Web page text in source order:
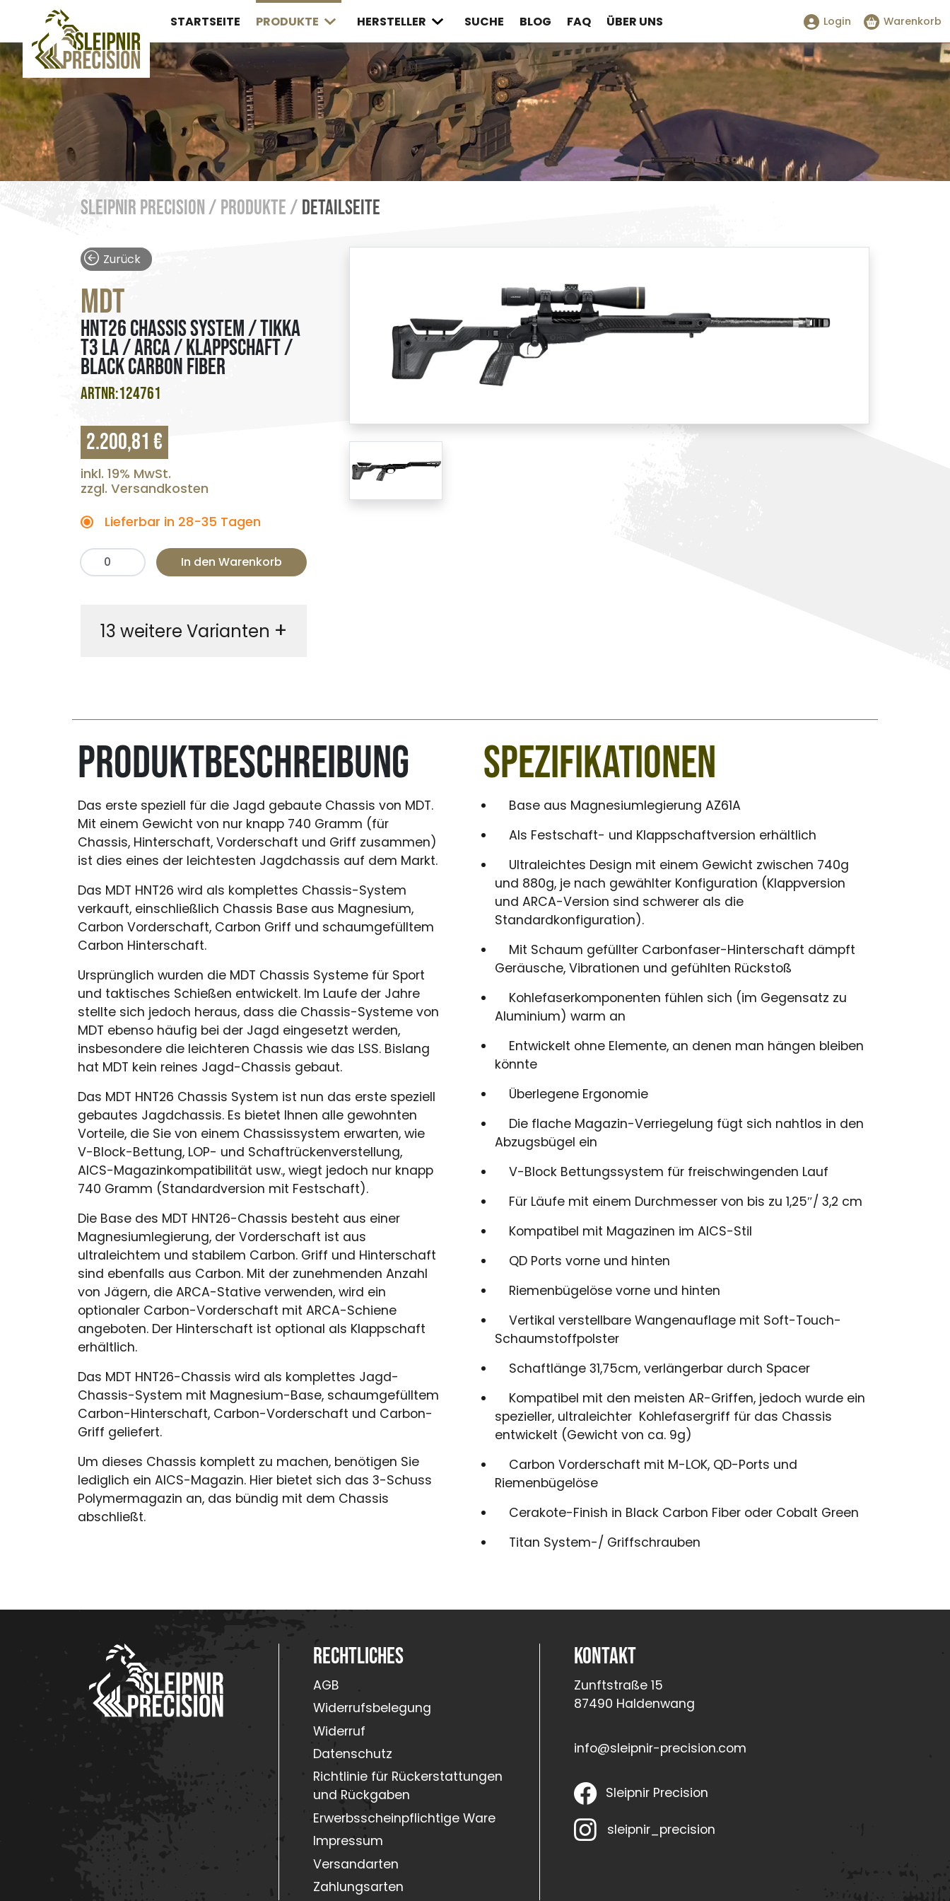
STARTSEITE PRODUKTE HERSTELLER SUCHE BLOG FAQ ÜBER UNS Login Warenkorb
Sleipnir Precision / Produkte / Detailseite
Zurück
MDT
HNT26 CHASSIS SYSTEM / TIKKA
T3 LA / ARCA / KLAPPSCHAFT /
BLACK CARBON FIBER
ARTNR:124761
2.200,81 €
inkl. 19% MwSt.
zzgl. Versandkosten
Lieferbar in 28-35 Tagen
In den Warenkorb
13 weitere Varianten +
Produktbeschreibung
Das erste speziell für die Jagd gebaute Chassis von MDT.
Mit einem Gewicht von nur knapp 740 Gramm (für
Chassis, Hinterschaft, Vorderschaft und Griff zusammen)
ist dies eines der leichtesten Jagdchassis auf dem Markt.
Das MDT HNT26 wird als komplettes Chassis-System
verkauft, einschließlich Chassis Base aus Magnesium,
Carbon Vorderschaft, Carbon Griff und schaumgefülltem
Carbon Hinterschaft.
Ursprünglich wurden die MDT Chassis Systeme für Sport
und taktisches Schießen entwickelt. Im Laufe der Jahre
stellte sich jedoch heraus, dass die Chassis-Systeme von
MDT ebenso häufig bei der Jagd eingesetzt werden,
insbesondere die leichteren Chassis wie das LSS. Bislang
hat MDT kein reines Jagd-Chassis gebaut.
Das MDT HNT26 Chassis System ist nun das erste speziell
gebautes Jagdchassis. Es bietet Ihnen alle gewohnten
Vorteile, die Sie von einem Chassissystem erwarten, wie
V-Block-Bettung, LOP- und Schaftrückenverstellung,
AICS-Magazinkompatibilität usw., wiegt jedoch nur knapp
740 Gramm (Standardversion mit Festschaft).
Die Base des MDT HNT26-Chassis besteht aus einer
Magnesiumlegierung, der Vorderschaft ist aus
ultraleichtem und stabilem Carbon. Griff und Hinterschaft
sind ebenfalls aus Carbon. Mit der zunehmenden Anzahl
von Jägern, die ARCA-Stative verwenden, wird ein
optionaler Carbon-Vorderschaft mit ARCA-Schiene
angeboten. Der Hinterschaft ist optional als Klappschaft
erhältlich.
Das MDT HNT26-Chassis wird als komplettes Jagd-
Chassis-System mit Magnesium-Base, schaumgefülltem
Carbon-Hinterschaft, Carbon-Vorderschaft und Carbon-
Griff geliefert.
Um dieses Chassis komplett zu machen, benötigen Sie
lediglich ein AICS-Magazin. Hier bietet sich das 3-Schuss
Polymermagazin an, das bündig mit dem Chassis
abschließt.
Spezifikationen
Base aus Magnesiumlegierung AZ61A
Als Festschaft- und Klappschaftversion erhältlich
Ultraleichtes Design mit einem Gewicht zwischen 740g
und 880g, je nach gewählter Konfiguration (Klappversion
und ARCA-Version sind schwerer als die
Standardkonfiguration).
Mit Schaum gefüllter Carbonfaser-Hinterschaft dämpft
Geräusche, Vibrationen und gefühlten Rückstoß
Kohlefaserkomponenten fühlen sich (im Gegensatz zu
Aluminium) warm an
Entwickelt ohne Elemente, an denen man hängen bleiben
könnte
Überlegene Ergonomie
Die flache Magazin-Verriegelung fügt sich nahtlos in den
Abzugsbügel ein
V-Block Bettungssystem für freischwingenden Lauf
Für Läufe mit einem Durchmesser von bis zu 1,25″/ 3,2 cm
Kompatibel mit Magazinen im AICS-Stil
QD Ports vorne und hinten
Riemenbügelöse vorne und hinten
Vertikal verstellbare Wangenauflage mit Soft-Touch-
Schaumstoffpolster
Schaftlänge 31,75cm, verlängerbar durch Spacer
Kompatibel mit den meisten AR-Griffen, jedoch wurde ein
spezieller, ultraleichter Kohlefasergriff für das Chassis
entwickelt (Gewicht von ca. 9g)
Carbon Vorderschaft mit M-LOK, QD-Ports und
Riemenbügelöse
Cerakote-Finish in Black Carbon Fiber oder Cobalt Green
Titan System-/ Griffschrauben
Rechtliches
AGB
Widerrufsbelegung
Widerruf
Datenschutz
Richtlinie für Rückerstattungen
und Rückgaben
Erwerbsscheinpflichtige Ware
Impressum
Versandarten
Zahlungsarten
Kontakt
Zunftstraße 15
87490 Haldenwang
info@sleipnir-precision.com
Sleipnir Precision
sleipnir_precision